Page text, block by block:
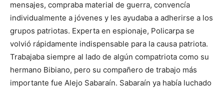
mensajes, compraba material de guerra, convencía
individualmente a jóvenes y les ayudaba a adherirse a los
grupos patriotas. Experta en espionaje, Policarpa se
volvió rápidamente indispensable para la causa patriota.
Trabajaba siempre al lado de algún compatriota como su
hermano Bibiano, pero su compañero de trabajo más
importante fue Alejo Sabaraín. Sabaraín ya había luchado